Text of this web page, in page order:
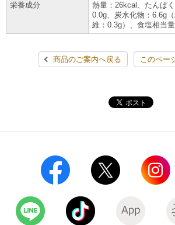
自転車シェアリング（店舗限定）
モバイルバッテリーシェアリング（店舗限
セブン-イレブンの歴史
サステナビリティニュース
サステナビリティレポート
English (Services)
한국어(서비스)
栄養成分
熱量：26kcal、たんぱ
0.0g、炭水化物：6.6g
維：0.3g）、食塩相当
商品のご案内へ戻る このペー